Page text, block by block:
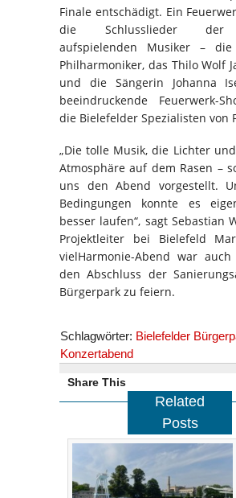
Finale entschädigt. Ein
die Schlusslieder der
aufspielenden Musiker – die
Philharmoniker, das Thilo Wolf
und die Sängerin Johanna
beeindruckende Feuerwerk-
die Bielefelder Spezialisten von
„Die tolle Musik, die Lichter
Atmosphäre auf dem Rasen –
uns den Abend vorgestellt.
Bedingungen konnte es
besser laufen“, sagt Sebastian
Projektleiter bei Bielefeld
vielHarmonie-Abend war auch
den Abschluss der
Bürgerpark zu feiern.
Schlagwörter: Bielefelder
Konzertabend
Share This
Related
Posts